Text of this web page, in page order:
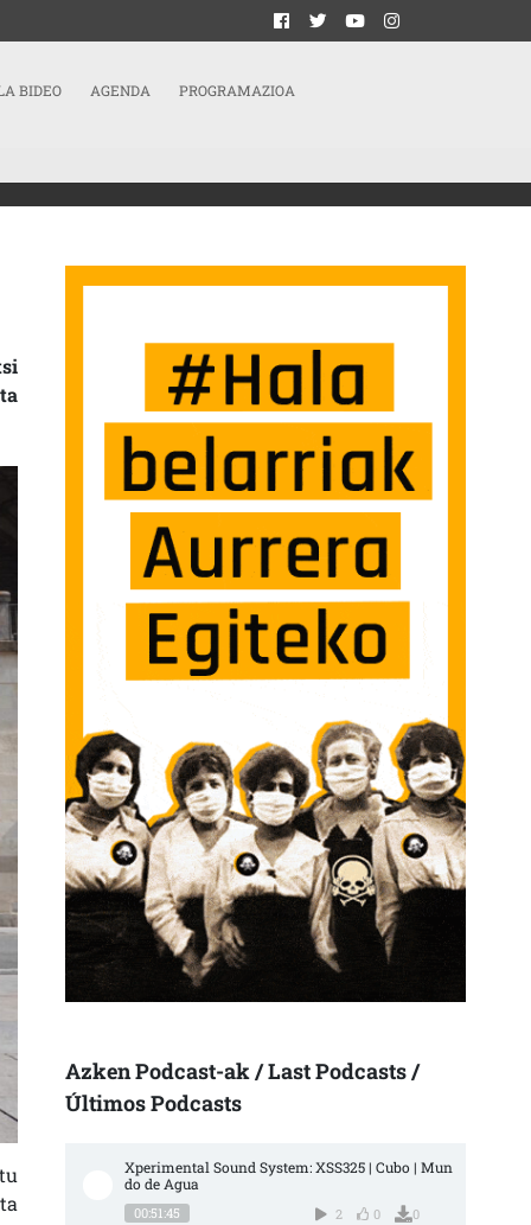
BIDEO AGENDA PROGRAMAZIOA
Azken Podcast-ak / Last Podcasts /
Últimos Podcasts
Xperimental Sound System: XSS325 | Cubo | Mun
do de Agua
00:51:45 2 0 0